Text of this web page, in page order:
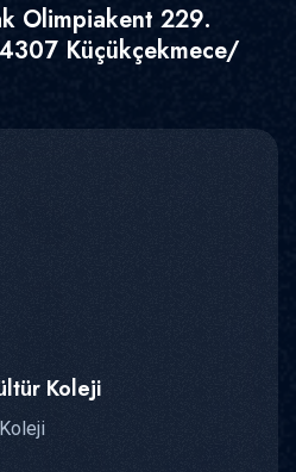
Olimpiakent 229.
Küçükçekmece/
Koleji